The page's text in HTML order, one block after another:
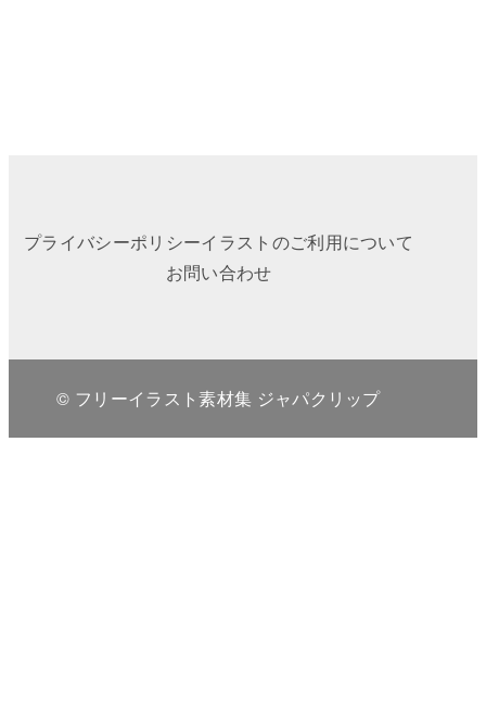
プライバシーポリシーイラストのご利用について
お問い合わせ
© フリーイラスト素材集 ジャパクリップ